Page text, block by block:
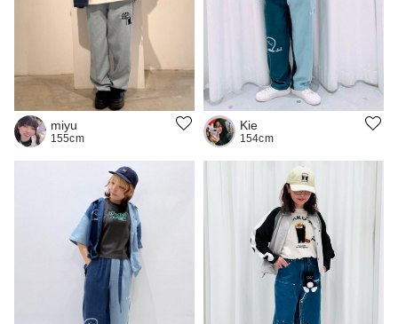
miyu
155cm
Kie
154cm